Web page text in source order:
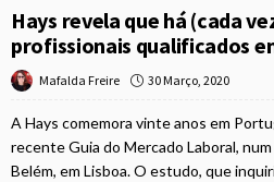
Hays revela que há (cada
profissionais qualificados
Mafalda Freire 30 Março, 2020
A Hays comemora vinte anos em
recente Guia do Mercado Laboral,
Belém, em Lisboa. O estudo, que